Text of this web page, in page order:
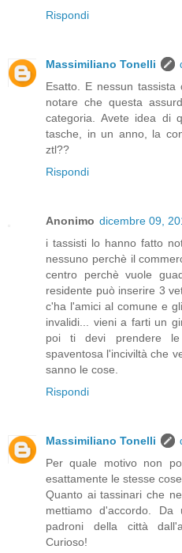
Rispondi
Massimiliano Tonelli
Esatto. E nessun
notare che questa
categoria. Avete idea di
tasche, in un anno, la
ztl??
Rispondi
Anonimo dicembre 09,
i tassisti lo hanno fatto
nessuno perchè il
centro perchè vuole
residente può inserire 3
c'ha l'amici al comune e
invalidi... vieni a farti un
poi ti devi prendere
spaventosa l'inciviltà che
sanno le cose.
Rispondi
Massimiliano Tonelli
Per quale motivo non
esattamente le stesse
Quanto ai tassinari che
mettiamo d'accordo.
padroni della città
Curioso!